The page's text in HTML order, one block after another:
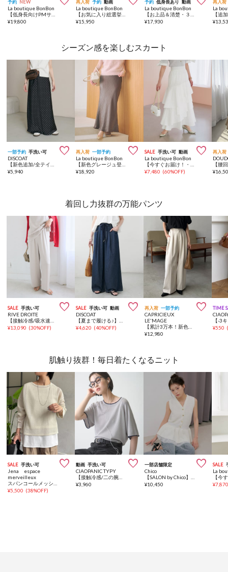
予約 NEW
La boutique BonBon
¥19,800
再入荷 予約 動画
La boutique BonBon
¥15,950
予約 低身長あり 動画
La boutique BonBon
¥17,930
再入荷
La
¥
シーズン感を楽しむスカート
一部予約 手洗い可 
DISCOAT
¥5,940
再入荷 一部予約 
La boutique BonBon
¥18,920
SALE 手洗い可 動画 
La boutique BonBon
¥7,480 (60%OFF)
再入荷
¥
着回し力抜群の万能パンツ
SALE 手洗い可 
RIVE DROITE
【接触冷感/吸水速乾/紫外線防止/防シワ性】サテンドロストパンツ【セットアップ可】
¥13,090 (30%OFF)
SALE 手洗い可 動画 
DISCOAT
【夏まで履ける♪】ライトオンスデニムイージーワイドパンツ
¥4,620 (40%OFF)
再入荷 一部予約 
CAPRICIEUX
LE'MAGE
【累計3万本！新色イエロー・チャコールグレー】2タックワイドパンツ
¥12,980
TIME
¥550
肌触り抜群！毎日着たくなるニット
SALE 手洗い可 
Jena espace
merveilleux
¥5,500 (38%OFF)
動画 手洗い可 
CIAOPANIC TYPY
¥3,960
一部店舗限定 
Chico
¥10,450
SALE
La
¥